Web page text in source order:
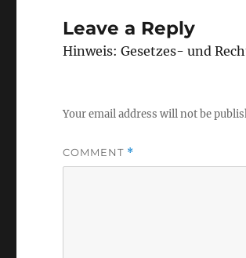
Leave a Reply
Hinweis: Gesetzes- und
Your email address will not be
COMMENT *